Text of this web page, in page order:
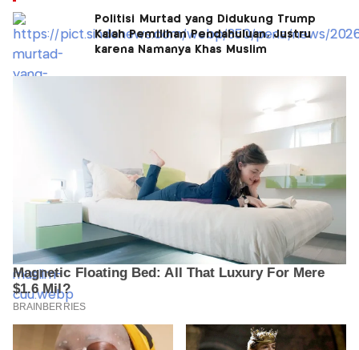
Politisi Murtad yang Didukung Trump
Kalah Pemilihan Pendahuluan, Justru
karena Namanya Khas Muslim